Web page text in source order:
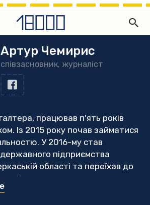
Артур Чемирис
співзасновник, журналіст
працював п'ять років
Із 2015 року почав займатися
У 2016-му став
підприємства
області та переїхав до
більше часу почав приділяти
публічних закупівель, з часом